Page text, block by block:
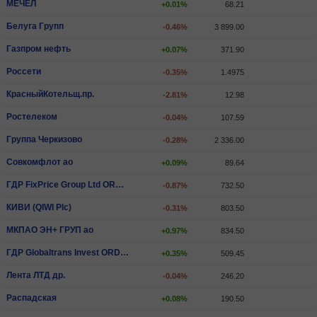
МЕЧЕЛ +0.01% 68.21
Белуга Групп -0.46% 3 899.00
Газпром нефть +0.07% 371.90
Россети -0.35% 1.4975
КрасныйКотельщ.пр. -2.81% 12.98
Ростелеком -0.04% 107.59
Группа Черкизово -0.28% 2 336.00
Совкомфлот ао +0.09% 89.64
ГДР FixPrice Group Ltd ORD SHS -0.87% 732.50
КИВИ (QIWI Plc) -0.31% 803.50
МКПАО ЭН+ ГРУП ао +0.97% 834.50
ГДР Globaltrans Invest ORD SHS +0.35% 509.45
Лента ЛТД др. -0.04% 246.20
Распадская +0.08% 190.50